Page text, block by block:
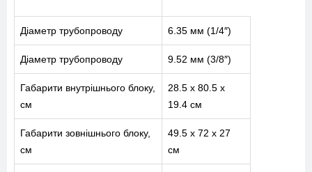
Діаметр трубопроводу 6.35 мм (1/4″)
Діаметр трубопроводу 9.52 мм (3/8″)
Габарити внутрішнього блоку,
см
28.5 х 80.5 x
19.4 см
Габарити зовнішнього блоку,
см
49.5 х 72 x 27
см
МЕНЮ
ПОСЛУГИ